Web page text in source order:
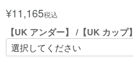
¥11,165税込
【UK アンダー】 【UK カップ】